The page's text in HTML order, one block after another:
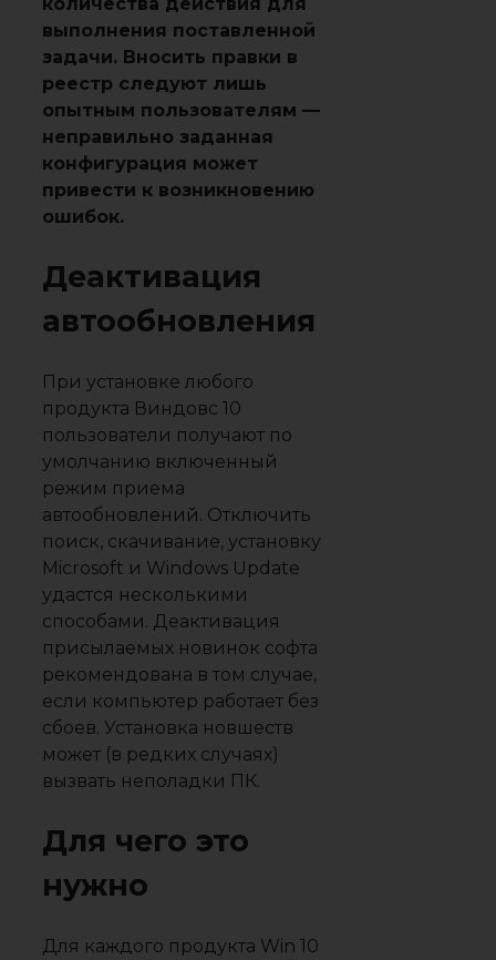
выполнения поставленной
задачи. Вносить правки в
реестр следуют лишь
опытным пользователям —
неправильно заданная
конфигурация может
привести к возникновению
ошибок.
Деактивация
автообновления
При установке любого
продукта Виндовс 10
пользователи получают по
умолчанию включенный
режим приема
автообновлений. Отключить
поиск, скачивание, установку
Microsoft и Windows Update
удастся несколькими
способами. Деактивация
присылаемых новинок софта
рекомендована в том случае,
если компьютер работает без
сбоев. Установка новшеств
может (в редких случаях)
вызвать неполадки ПК.
Для чего это
нужно
Для каждого продукта Win 10